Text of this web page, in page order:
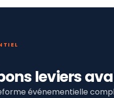
leviers
événementielle